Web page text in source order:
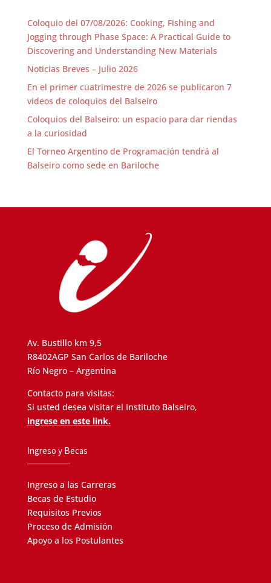
Coloquio del 07/08/2026: Cooking, Fishing and
Jogging through Phase Space: A Practical Guide to
Discovering and Understanding New Materials
Noticias Breves – Julio 2026
En el primer cuatrimestre de 2026 se publicaron 7
videos de coloquios del Balseiro
Coloquios del Balseiro: un espacio para dar riendas
a la curiosidad
El Torneo Argentino de Programación tendrá al
Balseiro como sede en Bariloche
Av. Bustillo km 9,5
R8402AGP San Carlos de Bariloche
Río Negro – Argentina
Contacto para visitas:
Si usted desea visitar el Instituto Balseiro,
ingrese en este link.
Ingreso y Becas
Ingreso a las Carreras
Becas de Estudio
Requisitos Previos
Proceso de Admisión
Apoyo a los Postulantes